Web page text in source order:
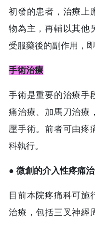
初發的患者，治療上
物為主，再輔以其他
受服藥後的副作用，
手術治療
手術是重要的治療手
痛治療、加馬刀治療
壓手術。前者可由疼
科執行。
● 微創的介入性疼痛
目前本院疼痛科可施
治療，包括三叉神經